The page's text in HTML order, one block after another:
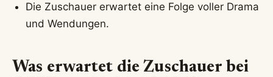
Die Zuschauer erwartet eine Folge voller Drama
und Wendungen.
Was erwartet die Zuschauer bei